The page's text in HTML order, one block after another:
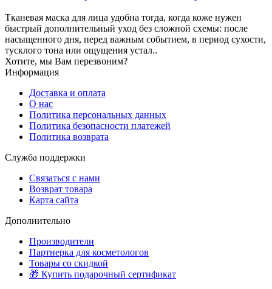
Тканевая маска для лица удобна тогда, когда коже нужен
быстрый дополнительный уход без сложной схемы: после
насыщенного дня, перед важным событием, в период сухости,
тусклого тона или ощущения устал..
Хотите, мы Вам перезвоним?
Информация
Доставка и оплата
О нас
Политика персональных данных
Политика безопасности платежей
Политика возврата
Служба поддержки
Связаться с нами
Возврат товара
Карта сайта
Дополнительно
Производители
Партнерка для косметологов
Товары со скидкой
🎁 Купить подарочный сертификат